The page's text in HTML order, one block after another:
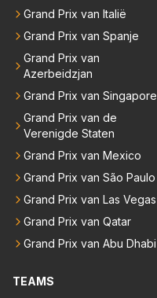
Grand Prix van Italië
Grand Prix van Spanje
Grand Prix van
Azerbeidzjan
Grand Prix van Singapore
Grand Prix van de
Verenigde Staten
Grand Prix van Mexico
Grand Prix van São Paulo
Grand Prix van Las Vegas
Grand Prix van Qatar
Grand Prix van Abu Dhabi
TEAMS